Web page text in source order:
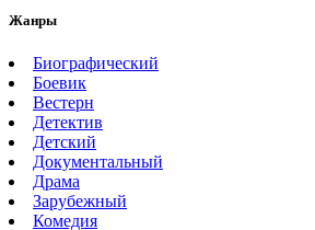
Жанры
Биографический
Боевик
Вестерн
Детектив
Детский
Документальный
Драма
Зарубежный
Комедия